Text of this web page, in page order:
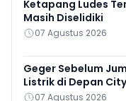
Ketapang Ludes
Masih Diselidiki
07 Agustus 2026
Geger Sebelum
Listrik di Depan
07 Agustus 2026